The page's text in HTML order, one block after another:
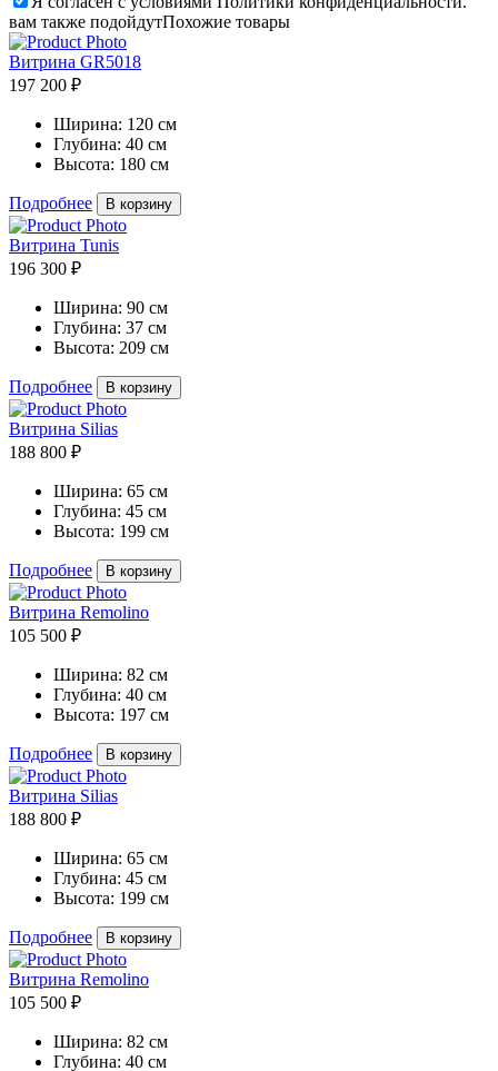
вам также подойдутПохожие товары
Витрина GR5018
197 200 ₽
Ширина: 120 см
Глубина: 40 см
Высота: 180 см
Подробнее В корзину
Витрина Tunis
196 300 ₽
Ширина: 90 см
Глубина: 37 см
Высота: 209 см
Подробнее В корзину
Витрина Silias
188 800 ₽
Ширина: 65 см
Глубина: 45 см
Высота: 199 см
Подробнее В корзину
Витрина Remolino
105 500 ₽
Ширина: 82 см
Глубина: 40 см
Высота: 197 см
Подробнее В корзину
Витрина Silias
188 800 ₽
Ширина: 65 см
Глубина: 45 см
Высота: 199 см
Подробнее В корзину
Витрина Remolino
105 500 ₽
Ширина: 82 см
Глубина: 40 см